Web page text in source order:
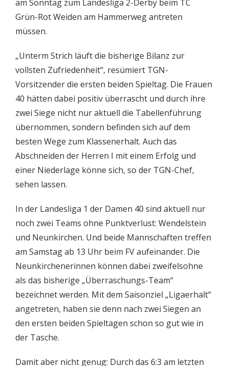
am Sonntag zum Landesliga 2-Derby beim TC
Grün-Rot Weiden am Hammerweg antreten
müssen.
„Unterm Strich läuft die bisherige Bilanz zur
vollsten Zufriedenheit“, resümiert TGN-
Vorsitzender die ersten beiden Spieltag. Die Frauen
40 hätten dabei positiv überrascht und durch ihre
zwei Siege nicht nur aktuell die Tabellenführung
übernommen, sondern befinden sich auf dem
besten Wege zum Klassenerhalt. Auch das
Abschneiden der Herren I mit einem Erfolg und
einer Niederlage könne sich, so der TGN-Chef,
sehen lassen.
In der Landesliga 1 der Damen 40 sind aktuell nur
noch zwei Teams ohne Punktverlust: Wendelstein
und Neunkirchen. Und beide Mannschaften treffen
am Samstag ab 13 Uhr beim FV aufeinander. Die
Neunkirchenerinnen können dabei zweifelsohne
als das bisherige „Überraschungs-Team“
bezeichnet werden. Mit dem Saisonziel „Ligaerhalt“
angetreten, haben sie denn nach zwei Siegen an
den ersten beiden Spieltagen schon so gut wie in
der Tasche.
Damit aber nicht genug: Durch das 6:3 am letzten